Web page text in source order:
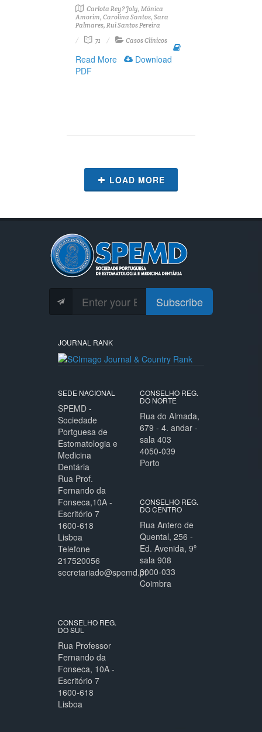
Carlota Rey? Joly, Mónica
Amorim, Carolina Santos, Sara
Palmares, Rui Santos Pereira
71
Casos Clínicos
Read More
Download
PDF
LOAD MORE
Subscribe
JOURNAL RANK
SEDE NACIONAL
SPEMD -
Sociedade
Portguesa de
Estomatologia e
Medicina
Dentária
Rua Prof.
Fernando da
Fonseca,10A -
Escritório 7
1600-618
Lisboa
Telefone
217520056
secretariado@spemd.pt
CONSELHO REG.
DO NORTE
Rua do Almada,
679 - 4. andar -
sala 403
4050-039
Porto
CONSELHO REG.
DO CENTRO
Rua Antero de
Quental, 256 -
Ed. Avenida, 9º
sala 908
3000-033
Coimbra
CONSELHO REG.
DO SUL
Rua Professor
Fernando da
Fonseca, 10A -
Escritório 7
1600-618
Lisboa